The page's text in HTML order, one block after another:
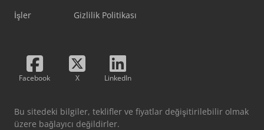
İşler Gizlilik Politikası
Facebook X LinkedIn
Bu sitedeki bilgiler, teklifler ve fiyatlar değişitirilebilir olmak
üzere bağlayıcı değildirler.